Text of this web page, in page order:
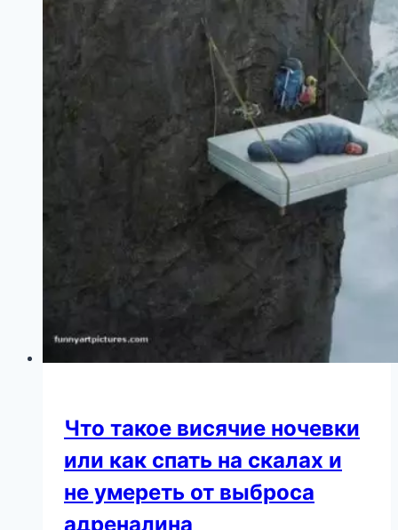
могут
принять
возраст
Что такое висячие ночевки
или как спать на скалах и
не умереть от выброса
адреналина